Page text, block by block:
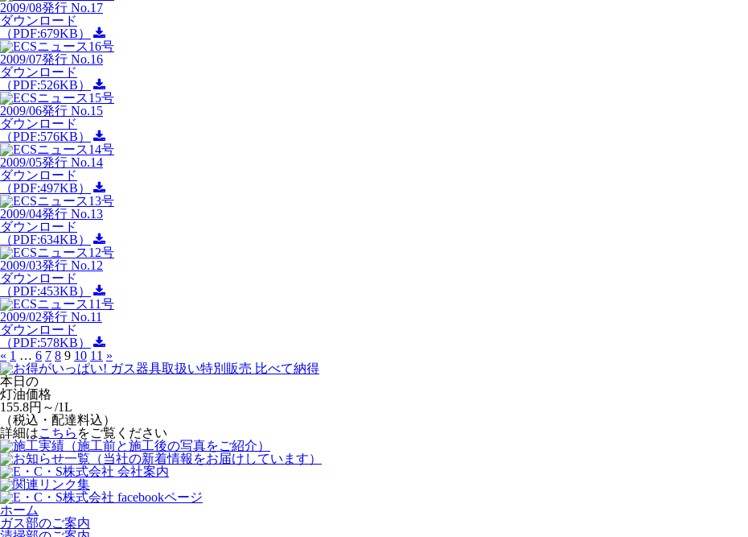
2009/08発行 No.17
ダウンロード
（PDF:679KB）
2009/07発行 No.16
ダウンロード
（PDF:526KB）
2009/06発行 No.15
ダウンロード
（PDF:576KB）
2009/05発行 No.14
ダウンロード
（PDF:497KB）
2009/04発行 No.13
ダウンロード
（PDF:634KB）
2009/03発行 No.12
ダウンロード
（PDF:453KB）
2009/02発行 No.11
ダウンロード
（PDF:578KB）
« 1 … 6 7 8 9 10 11 »
本日の
灯油価格
155.8円～/1L
（税込・配達料込）
詳細はこちら をご覧ください
ホーム
ガス部のご案内